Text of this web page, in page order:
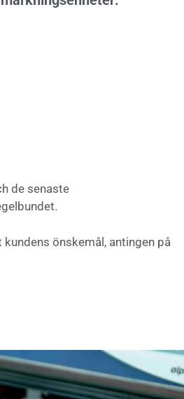
de senaste
önskemål, antingen på